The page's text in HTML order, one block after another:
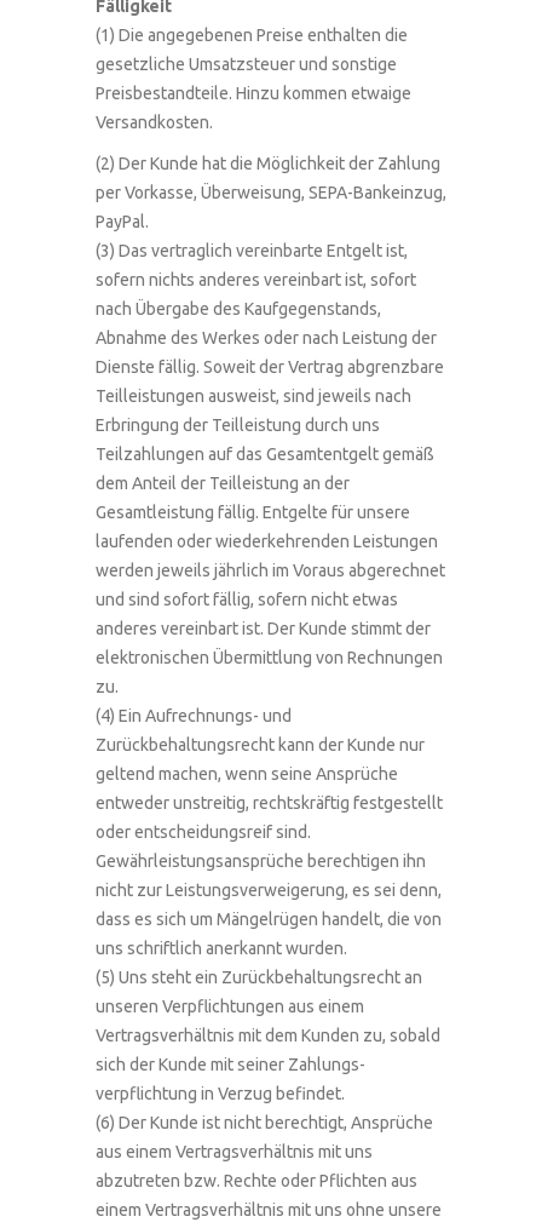
Fälligkeit
(1) Die angegebenen Preise enthalten die
gesetzliche Umsatzsteuer und sonstige
Preisbestandteile. Hinzu kommen etwaige
Versandkosten.
(2) Der Kunde hat die Möglichkeit der Zahlung
per Vorkasse, Überweisung, SEPA-Bankeinzug,
PayPal.
(3) Das vertraglich vereinbarte Entgelt ist,
sofern nichts anderes vereinbart ist, sofort
nach Übergabe des Kaufgegenstands,
Abnahme des Werkes oder nach Leistung der
Dienste fällig. Soweit der Vertrag abgrenzbare
Teilleistungen ausweist, sind jeweils nach
Erbringung der Teilleistung durch uns
Teilzahlungen auf das Gesamtentgelt gemäß
dem Anteil der Teilleistung an der
Gesamtleistung fällig. Entgelte für unsere
laufenden oder wiederkehrenden Leistungen
werden jeweils jährlich im Voraus abgerechnet
und sind sofort fällig, sofern nicht etwas
anderes vereinbart ist. Der Kunde stimmt der
elektronischen Übermittlung von Rechnungen
zu.
(4) Ein Aufrechnungs- und
Zurückbehaltungsrecht kann der Kunde nur
geltend machen, wenn seine Ansprüche
entweder unstreitig, rechtskräftig festgestellt
oder entscheidungsreif sind.
Gewährleistungsansprüche berechtigen ihn
nicht zur Leistungsverweigerung, es sei denn,
dass es sich um Mängelrügen handelt, die von
uns schriftlich anerkannt wurden.
(5) Uns steht ein Zurückbehaltungsrecht an
unseren Verpflichtungen aus einem
Vertragsverhältnis mit dem Kunden zu, sobald
sich der Kunde mit seiner Zahlungs-
verpflichtung in Verzug befindet.
(6) Der Kunde ist nicht berechtigt, Ansprüche
aus einem Vertragsverhältnis mit uns
abzutreten bzw. Rechte oder Pflichten aus
einem Vertragsverhältnis mit uns ohne unsere